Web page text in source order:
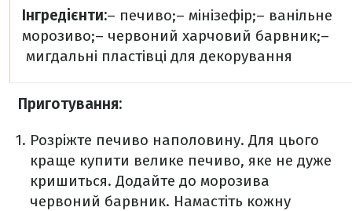
Інгредієнти:– печиво;– мінізефір;– ванільне
морозиво;– червоний харчовий барвник;–
мигдальні пластівці для декорування
Приготування:
Розріжте печиво наполовину. Для цього
краще купити велике печиво, яке не дуже
кришиться. Додайте до морозива
червоний барвник. Намастіть кожну